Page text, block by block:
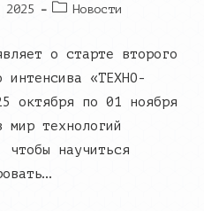
2025
PostНовости
о старте второго
интенсива «ТЕХНО-
октября по 01 ноября
мир технологий
научиться